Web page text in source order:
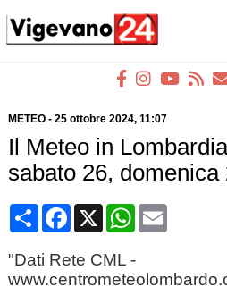
METEO- 25 ottobre 2024, 11:07
Il Meteo in
sabato 26, domenica
CondividiFacebook
X WhatsApp
Email
"Dati Rete CML -